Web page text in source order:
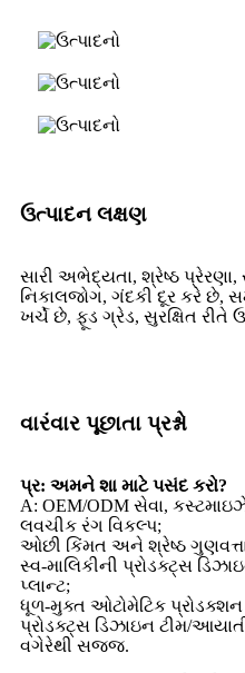
ઉત્પાદન લક્ષણ
સારી અભેદ્યતા, શ્રેષ્ઠ પ્રેરણા,
નિકાલજોગ, ગંદકી દૂર કરે
ખર્ચે છે, ફૂડ ગ્રેડ, સુરક્ષિત રીતે
વારંવાર પૂછાતા પ્રશ્નો
પ્ર: અમને શા માટે પસંદ કરો?
A: OEM/ODM સેવા,
લવચીક રંગ વિકલ્પ;
ઓછી કિંમત અને શ્રેષ્ઠ
સ્વ-માલિકીની પ્રોડક્ટ્સ
પ્લાન્ટ;
ધૂળ-મુક્ત ઓટોમેટિક
પ્રોડક્ટ્સ ડિઝાઇન ટીમ/
વગેરેથી સજ્જ.